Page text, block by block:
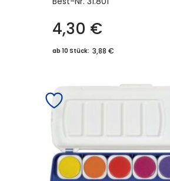
4,30 €
ab 10 Stück: 3,88 €